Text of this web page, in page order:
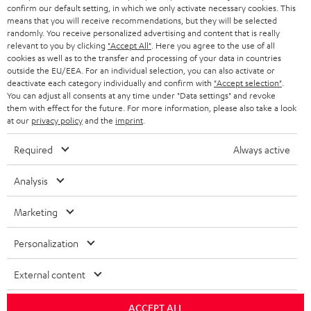
SMART HOME
BLUETOOTH-LAUTSPRECHER
KOPFHÖRER
BLUETOOTH-KOPFHÖRER
LAUTSPRECHER
ULTIMA-SERIE
IN-EAR-KOPFHÖRER
FANSHOP
NEUHEITEN
GESCHÄFTSKUNDEN
PARTNERPROGRAMM
BLOG
NEWSLETTER
STORES
DEINE VORTEILE BEI TEUFEL
TEUFEL STORY
UNSER MANAGEMENT
ÖSTERREICH
SCHWEIZ
NIEDERLANDE
BELGIEN
POLEN
SPANIEN
ITALIEN
Technische Änderungen, Tippfehler und Irrtum vorbehalten. Das auf unseren
Fotos abgebildete Zubehör ist nicht im Lieferumfang enthalten. Etwaige
confirm our default setting, in which we only activate necessary cookies. This
means that you will receive recommendations, but they will be selected
randomly. You receive personalized advertising and content that is really
relevant to you by clicking "Accept All" . Here you agree to the use of all
cookies as well as to the transfer and processing of your data in countries
outside the EU/EEA. For an individual selection, you can also activate or
deactivate each category individually and confirm with "Accept selection"
You can adjust all consents at any time under "Data settings" and revoke
them with effect for the future. For more information, please also take a look
at our privacy policyand the imprint
Required Always active
Analysis
Marketing
Personalization
External content
ACCEPT ALL